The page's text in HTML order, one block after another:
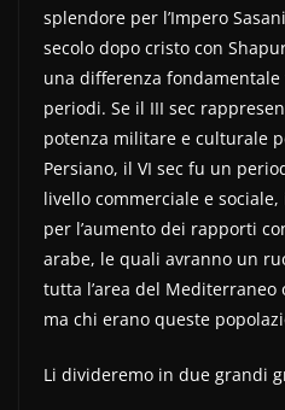
splendore per l’Impero
secolo dopo cristo con
una differenza
periodi. Se il III sec
potenza militare e culturale
Persiano, il VI sec fu un
livello commerciale e
per l’aumento dei rapporti
arabe, le quali avranno un
tutta l’area del Mediterraneo
ma chi erano queste
Li divideremo in due grandi